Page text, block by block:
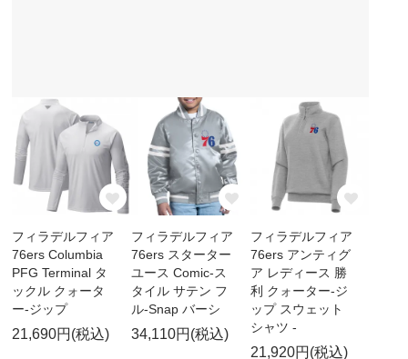
フィラデルフィア
76ers Columbia
PFG Terminal タ
ックル クォータ
ー-ジップ
21,690円(税込)
フィラデルフィア
76ers スターター
ユース Comic-ス
タイル サテン フ
ル-Snap バーシ
34,110円(税込)
フィラデルフィア
76ers アンティグ
ア レディース 勝
利 クォーター-ジ
ップ スウェット
シャツ -
21,920円(税込)